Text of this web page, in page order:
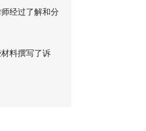
经过了解和分
料撰写了诉